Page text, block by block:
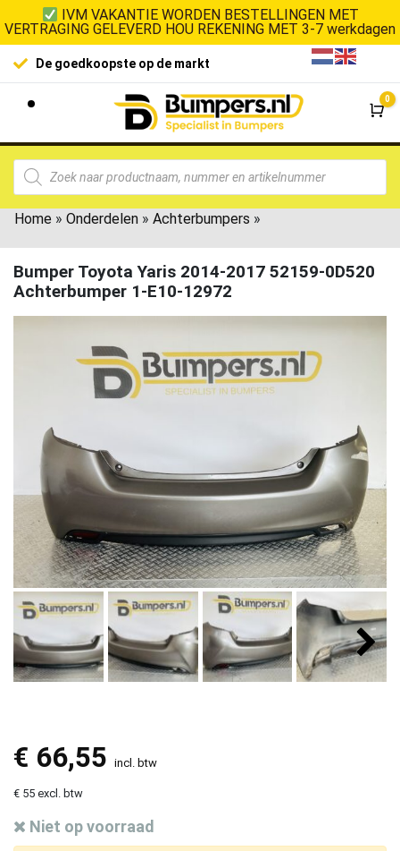
IVM VAKANTIE WORDEN BESTELLINGEN MET
VERTRAGING GELEVERD HOU REKENING MET 3-7 werkdagen
De goedkoopste op de markt
0
Home » Onderdelen » Achterbumpers »
Bumper Toyota Yaris 2014-2017 52159-0D520
Achterbumper 1-E10-12972
€ 66,55 incl. btw
€ 55 excl. btw
Niet op voorraad